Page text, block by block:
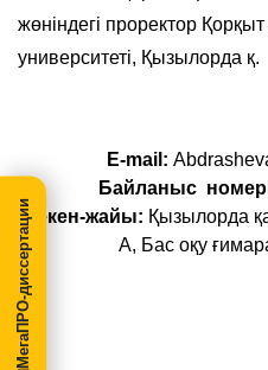
жөніндегі проректор
университеті, Қызылорда қ.
E-mail:
Байланыс
Мекен-жайы: Қызылорда
А, Бас оқу
МегаПРО-диссертации